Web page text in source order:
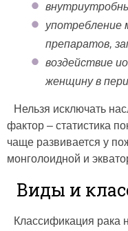
употребление
препаратов,
воздействие
женщину в
Нельзя исключать
фактор – статистика
чаще развивается у
монголоидной и
Виды и
Классификация рака